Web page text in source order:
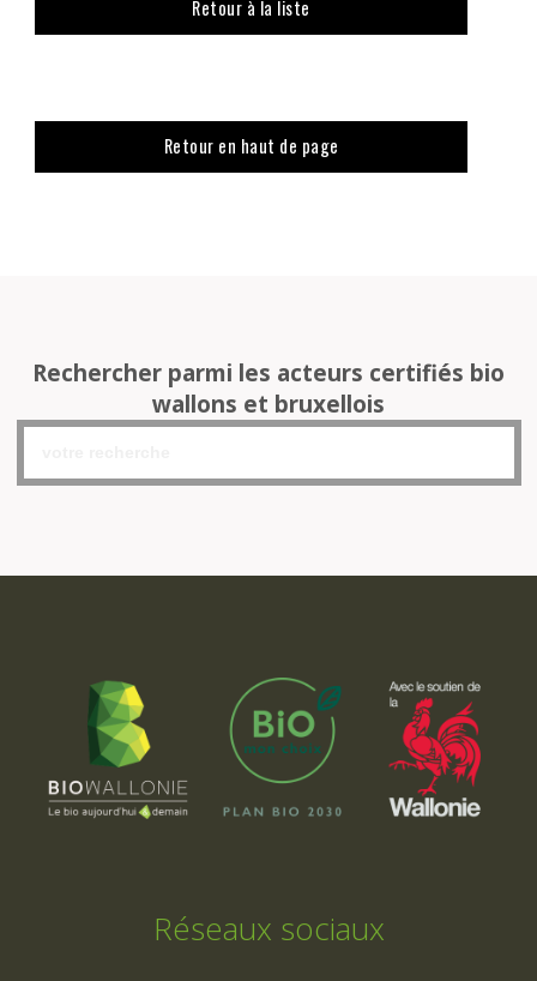
Retour à la liste
Retour en haut de page
Rechercher parmi les acteurs certifiés bio
wallons et bruxellois
Réseaux sociaux